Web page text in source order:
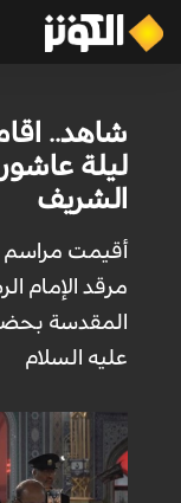
شاهد..
ليلة
الشريف
أقيمت مراسم
مرقد الإمام
المقدسة
عليه السلام